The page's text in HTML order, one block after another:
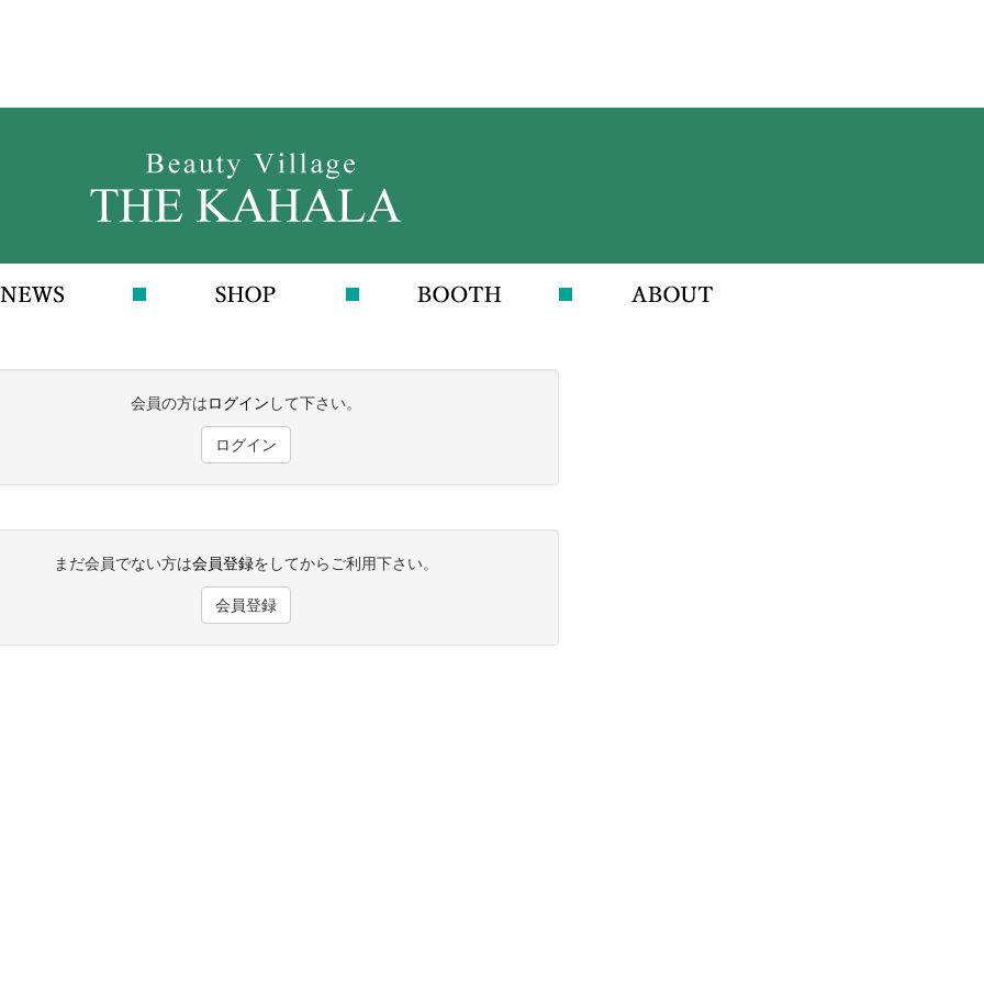
会員の方はログイン して下さい。
ログイン
まだ会員でない方は会員登録をしてからご利用下さい。
会員登録